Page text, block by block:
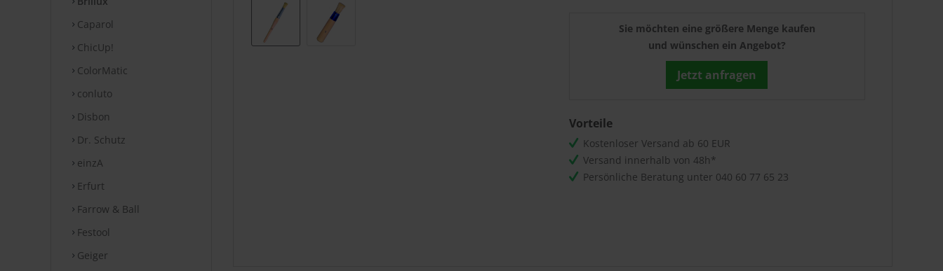
Caparol
ChicUp!
ColorMatic
conluto
Disbon
Dr. Schutz
einzA
Erfurt
Farrow & Ball
Festool
Geiger
Sie möchten eine größere Menge kaufen
und wünschen ein Angebot?
Jetzt anfragen
Vorteile
Kostenloser Versand ab 60 EUR
Versand innerhalb von 48h*
Persönliche Beratung unter 040 60 77 65 23